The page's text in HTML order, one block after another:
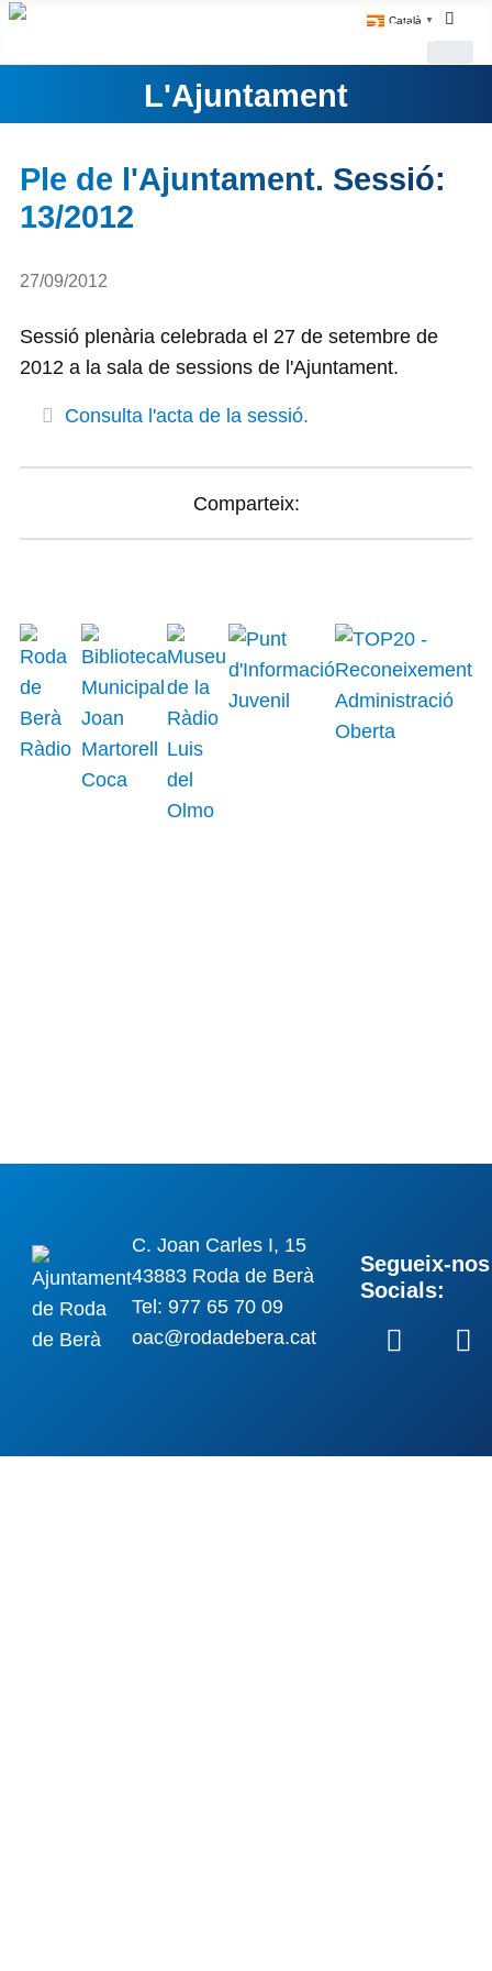
Català ▼
L'Ajuntament
Ple de l'Ajuntament. Sessió:
13/2012
Detalls
27/09/2012
Sessió plenària celebrada el 27 de setembre de
2012 a la sala de sessions de l'Ajuntament.
Consulta l'acta de la sessió.
Comparteix:
C. Joan Carles I, 15
43883 Roda de Berà
Tel: 977 65 70 09
oac@rodadebera.cat
Segueix-
Socials: